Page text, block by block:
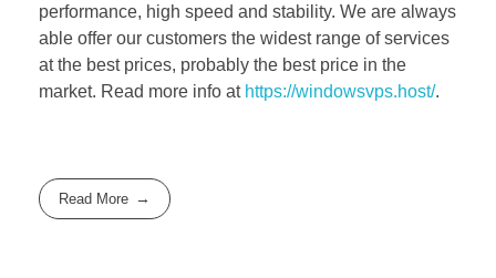
performance, high speed and stability. We are always
able offer our customers the widest range of services
at the best prices, probably the best price in the
market. Read more info at https://windowsvps.host/.
Read More